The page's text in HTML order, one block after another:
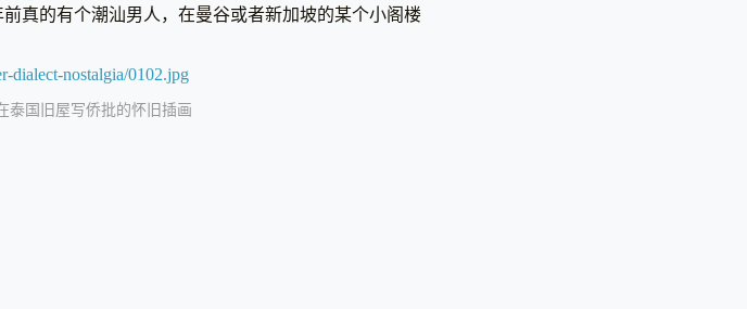
真的有个潮汕男人，在曼谷或者新加坡的某个小阁楼
泰国旧屋写侨批的怀旧插画